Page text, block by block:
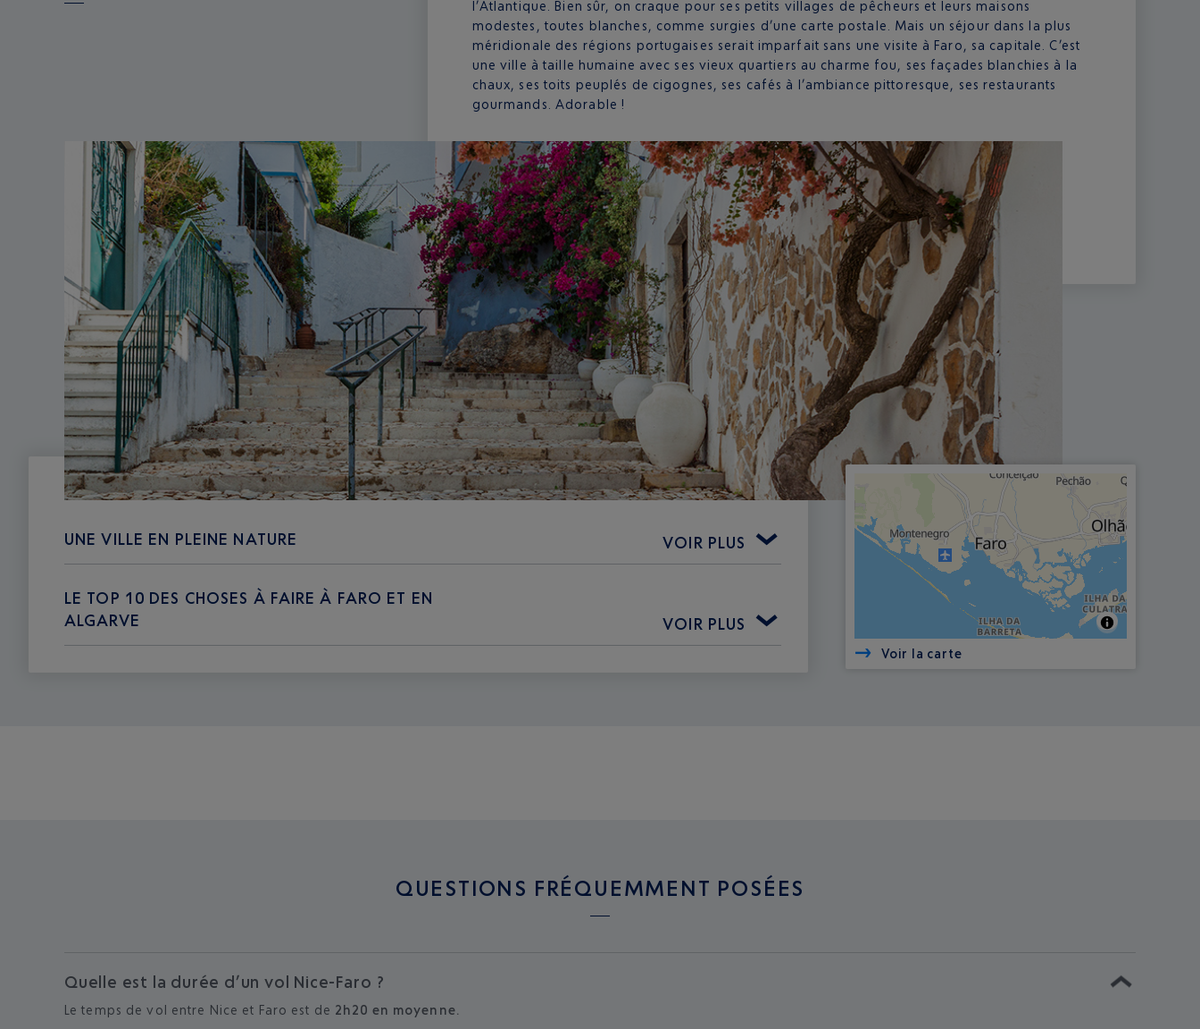
l’Atlantique. Bien sûr, on craque pour ses petits villages de pêcheurs et leurs maisons
modestes, toutes blanches, comme surgies d’une carte postale. Mais un séjour dans la plus
méridionale des régions portugaises serait imparfait sans une visite à Faro, sa capitale. C’est
une ville à taille humaine avec ses vieux quartiers au charme fou, ses façades blanchies à la
chaux, ses toits peuplés de cigognes, ses cafés à l’ambiance pittoresque, ses restaurants
gourmands. Adorable !
UNE VILLE EN PLEINE NATURE VOIR PLUS
LE TOP 10 DES CHOSES À FAIRE À FARO ET EN
ALGARVE
VOIR PLUS
Voir la carte
QUESTIONS FRÉQUEMMENT POSÉES
Quelle est la durée d’un vol Nice-Faro ?
Le temps de vol entre Nice et Faro est de 2h20 en moyenne.